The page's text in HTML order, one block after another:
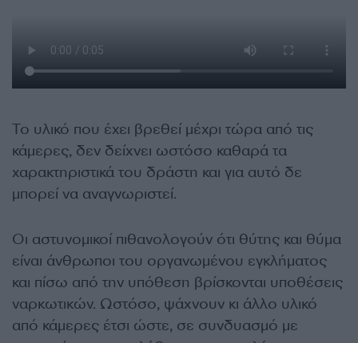
Το υλικό που έχει βρεθεί μέχρι τώρα από τις
κάμερες, δεν δείχνει ωστόσο καθαρά τα
χαρακτηριστικά του δράστη και για αυτό δε
μπορεί να αναγνωριστεί.
Οι αστυνομικοί πιθανολογούν ότι θύτης και θύμα
είναι άνθρωποι του οργανωμένου εγκλήματος
και πίσω από την υπόθεση βρίσκονται υποθέσεις
ναρκωτικών. Ωστόσο, ψάχνουν κι άλλο υλικό
από κάμερες έτσι ώστε, σε συνδυασμό με